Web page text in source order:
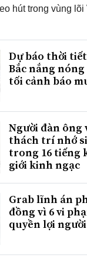
hút trong vùng
Dự báo thời tiết
Bắc nắng
tối cảnh báo
Người đàn ông
thách trí nhớ
trong 16 tiếng
giới kinh ngạc
Grab lĩnh án
đồng vì 6 vi
quyền lợi